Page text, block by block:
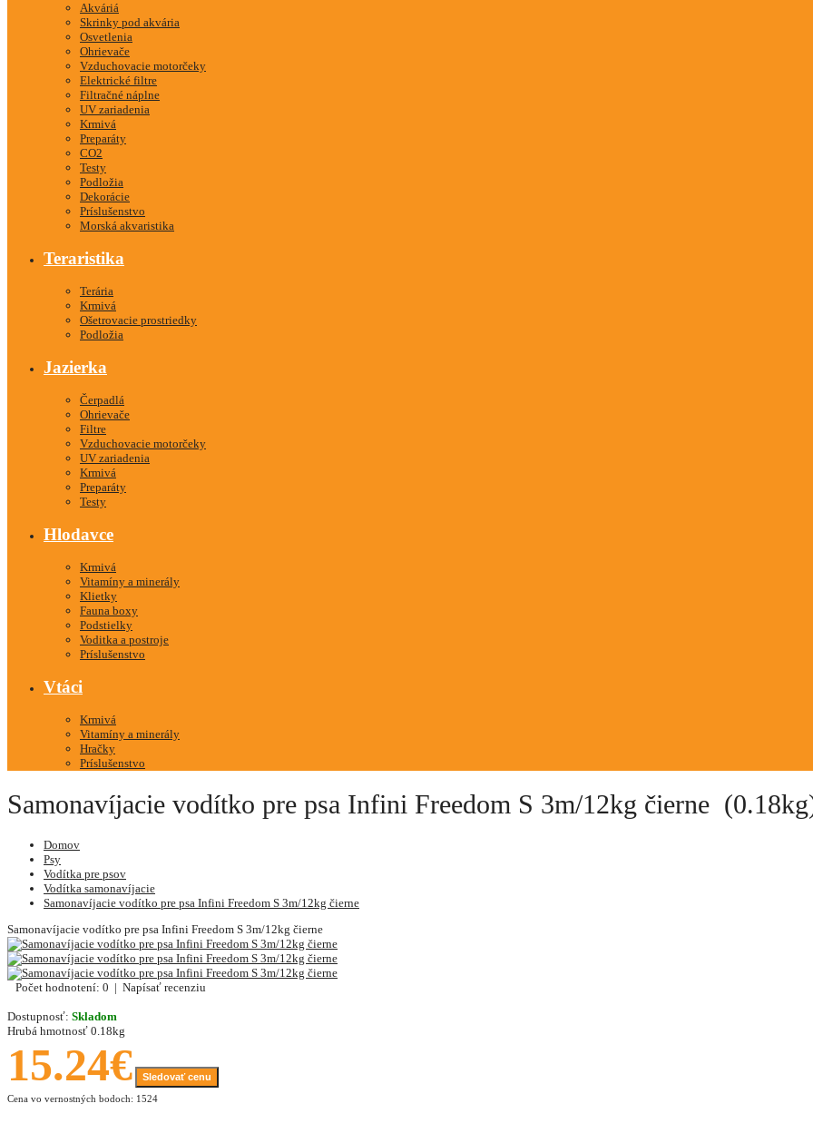
Akváriá
Skrinky pod akvária
Osvetlenia
Ohrievače
Vzduchovacie motorčeky
Elektrické filtre
Filtračné náplne
UV zariadenia
Krmivá
Preparáty
CO2
Testy
Podložia
Dekorácie
Príslušenstvo
Morská akvaristika
Teraristika
Terária
Krmivá
Ošetrovacie prostriedky
Podložia
Jazierka
Čerpadlá
Ohrievače
Filtre
Vzduchovacie motorčeky
UV zariadenia
Krmivá
Preparáty
Testy
Hlodavce
Krmivá
Vitamíny a minerály
Klietky
Fauna boxy
Podstielky
Voditka a postroje
Príslušenstvo
Vtáci
Krmivá
Vitamíny a minerály
Hračky
Príslušenstvo
Samonavíjacie vodítko pre psa Infini Freedom S 3m/12kg čierne
Domov
Psy
Vodítka pre psov
Vodítka samonavíjacie
Samonavíjacie vodítko pre psa Infini Freedom S 3m/12kg čierne
Samonavíjacie vodítko pre psa Infini Freedom S 3m/12kg čierne
Počet hodnotení: 0 | Napísať recenziu
Dostupnosť: Skladom
Hrubá hmotnosť 0.18kg
15.24€
Sledovať cenu
Cena vo vernostných bodoch: 1524